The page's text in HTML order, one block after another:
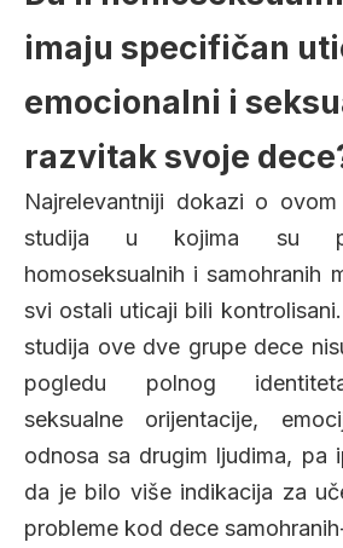
imaju specifičan
emocionalni i
razvitak svoje
Najrelevantniji dokazi o
studija u kojima su
homoseksualnih i samohranih
svi ostali uticaji bili
studija ove dve grupe dece
pogledu polnog
seksualne orijentacije,
odnosa sa drugim ljudima, pa
da je bilo više indikacija za
probleme kod dece